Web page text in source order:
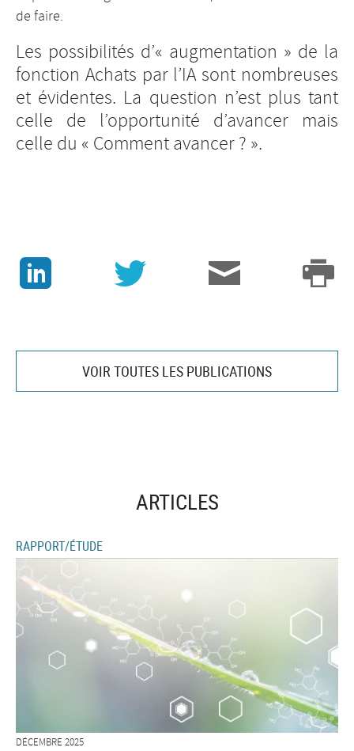
de faire.
Les possibilités d’« augmentation » de la
fonction Achats par l’IA sont nombreuses
et évidentes. La question n’est plus tant
celle de l’opportunité d’avancer mais
celle du « Comment avancer ? ».
J v 3 p
VOIR TOUTES LES PUBLICATIONS
ARTICLES
RAPPORT/ÉTUDE
DÉCEMBRE 2025